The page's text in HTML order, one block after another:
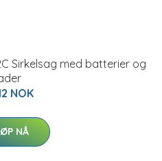
Sirkelsag med batterier og
NOK
NÅ